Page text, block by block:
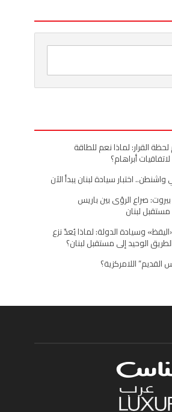
القرار: لماذا نعم للطاقة
أبراهام؟
اختبار سيادة لبنان يبدأ الآن
صراع الرؤى بين باريس
لبنان
«اليقظ» وسيادة الدولة: لماذا يُعدّ نزع
الوحيد إلى مستقبل لبنان؟
القديم” اللامركزية؟